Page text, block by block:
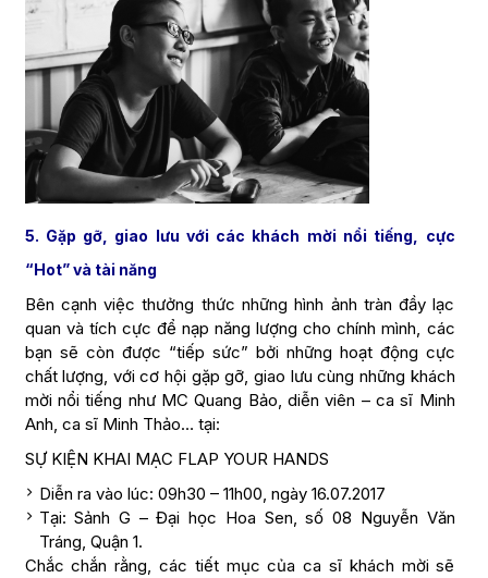
5. Gặp gỡ, giao lưu với các khách mời nổi tiếng, cực
“Hot” và tài năng
Bên cạnh việc thưởng thức những hình ảnh tràn đầy lạc
quan và tích cực để nạp năng lượng cho chính mình, các
bạn sẽ còn được “tiếp sức” bởi những hoạt động cực
chất lượng, với cơ hội gặp gỡ, giao lưu cùng những khách
mời nổi tiếng như MC Quang Bảo, diễn viên – ca sĩ Minh
Anh, ca sĩ Minh Thảo… tại:
SỰ KIỆN KHAI MẠC FLAP YOUR HANDS
Diễn ra vào lúc: 09h30 – 11h00, ngày 16.07.2017
Tại: Sảnh G – Đại học Hoa Sen, số 08 Nguyễn Văn
Tráng, Quận 1.
Chắc chắn rằng, các tiết mục của ca sĩ khách mời sẽ